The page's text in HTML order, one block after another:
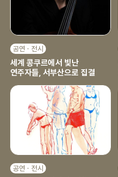
공연 · 전시
세계 콩쿠르에서 빛난
연주자들, 서부산으로 집결
공연 · 전시